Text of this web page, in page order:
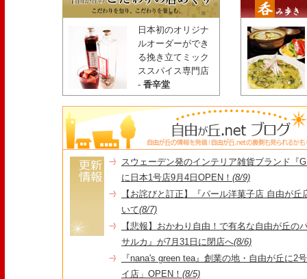
日本初のオリジナ
ルオーダーができ
る挽き立てミック
ススパイス専門店
- 香辛堂
スウェーデン発のインテリア雑貨ブランド『
に日本1号店9月4日OPEN！ (8/9)
【お詫びと訂正】『パール洋菓子店 自由が
いて(8/7)
【悲報】おかわり自由！で有名な自由が丘の
サルカ』が7月31日に閉店へ(8/6)
『nana's green tea』創業の地・自由が丘に2
イ店」OPEN！ (8/5)